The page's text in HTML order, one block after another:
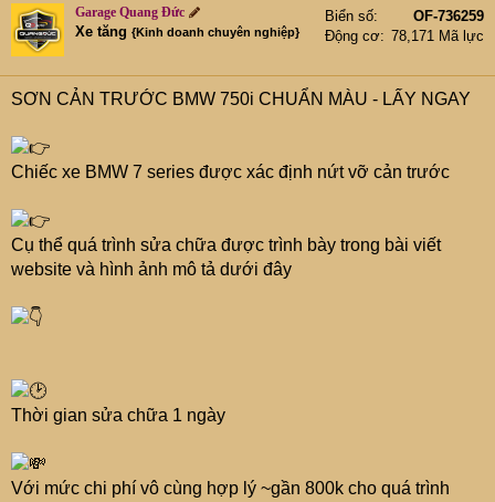
Garage Quang Đức
Xe tăng {Kinh doanh chuyên nghiệp}
Biển số
OF-736259
Động cơ
78,171 Mã lực
SƠN CẢN TRƯỚC BMW 750i CHUẨN MÀU - LẤY NGAY
Chiếc xe BMW 7 series được xác định nứt vỡ cản trước
Cụ thể quá trình sửa chữa được trình bày trong bài viết
website và hình ảnh mô tả dưới đây
Thời gian sửa chữa 1 ngày
Với mức chi phí vô cùng hợp lý ~gần 800k cho quá trình